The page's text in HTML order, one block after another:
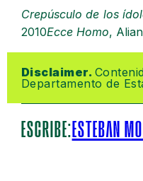
Crepúsculo de los
2010Ecce Homo,
Disclaimer.
Departamento de
ESCRIBE:ESTEBAN